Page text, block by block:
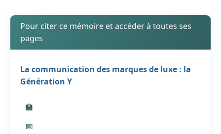
Pour citer ce mémoire et accéder à toutes ses
pages
La communication des marques de luxe : la
Génération Y
🏫
📅